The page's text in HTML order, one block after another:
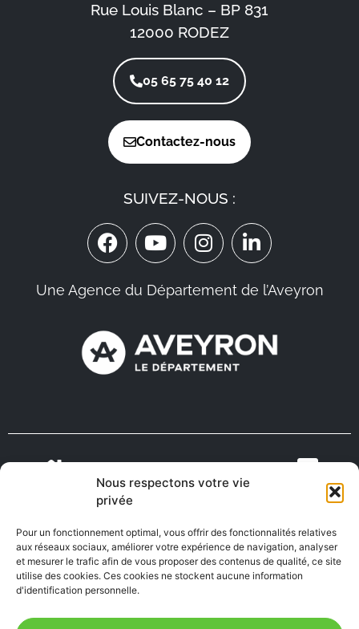
Nous respectons votre vie
privée
Pour un fonctionnement optimal, vous offrir des fonctionnalités relatives
aux réseaux sociaux, améliorer votre expérience de navigation, analyser
et mesurer le trafic afin de vous proposer des contenus de qualité, ce site
utilise des cookies. Ces cookies ne stockent aucune information
d'identification personnelle.
Rue Louis Blanc – BP 831
12000 RODEZ
05 65 75 40 12
Contactez-nous
SUIVEZ-NOUS :
Une Agence du Département de l’Aveyron
TOURISME
ON RECRUTE EN
AVEYRON
FABRIQUÉ EN
AVEYRON